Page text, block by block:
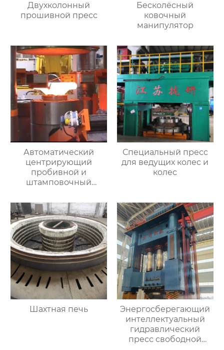
Двухколонный
прошивной пресс
Бесколёсный
ковочный
манипулятор
Автоматический
центрирующий
пробивной и
штамповочный
пресс
Специальный пресс
для ведущих колес и
колес
Шахтная печь
Энергосберегающий
интеллектуальный
гидравлический
пресс свободной